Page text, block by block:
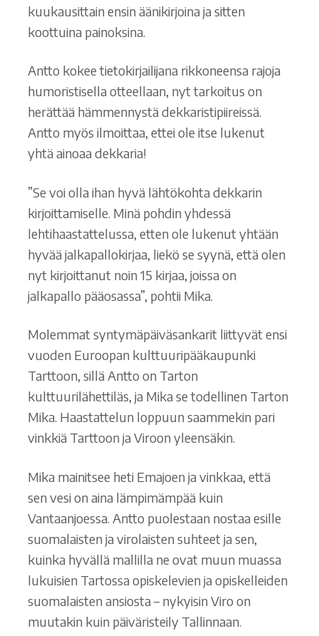
kuukausittain ensin äänikirjoina ja sitten
koottuina painoksina.
Antto kokee tietokirjailijana rikkoneensa rajoja
humoristisella otteellaan, nyt tarkoitus on
herättää hämmennystä dekkaristipiireissä.
Antto myös ilmoittaa, ettei ole itse lukenut
yhtä ainoaa dekkaria!
”Se voi olla ihan hyvä lähtökohta dekkarin
kirjoittamiselle. Minä pohdin yhdessä
lehtihaastattelussa, etten ole lukenut yhtään
hyvää jalkapallokirjaa, liekö se syynä, että olen
nyt kirjoittanut noin 15 kirjaa, joissa on
jalkapallo pääosassa”, pohtii Mika.
Molemmat syntymäpäiväsankarit liittyvät ensi
vuoden Euroopan kulttuuripääkaupunki
Tarttoon, sillä Antto on Tarton
kulttuurilähettiläs, ja Mika se todellinen Tarton
Mika. Haastattelun loppuun saammekin pari
vinkkiä Tarttoon ja Viroon yleensäkin.
Mika mainitsee heti Emajoen ja vinkkaa, että
sen vesi on aina lämpimämpää kuin
Vantaanjoessa. Antto puolestaan nostaa esille
suomalaisten ja virolaisten suhteet ja sen,
kuinka hyvällä mallilla ne ovat muun muassa
lukuisien Tartossa opiskelevien ja opiskelleiden
suomalaisten ansiosta – nykyisin Viro on
muutakin kuin päiväristeily Tallinnaan.